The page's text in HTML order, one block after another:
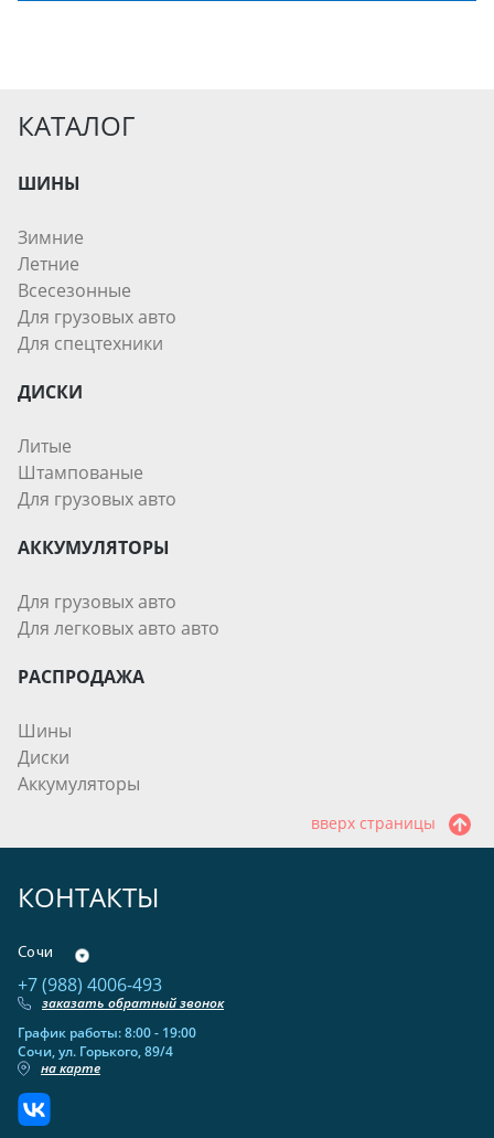
КАТАЛОГ
ШИНЫ
Зимние
Летние
Всесезонные
Для грузовых авто
Для спецтехники
ДИСКИ
Литые
Штампованые
Для грузовых авто
АККУМУЛЯТОРЫ
Для грузовых авто
Для легковых авто авто
РАСПРОДАЖА
Шины
Диски
Аккумуляторы
вверх страницы
КОНТАКТЫ
Сочи
+7 (988) 4006-493
заказать обратный звонок
График работы: 8:00 - 19:00
Сочи, ул. Горького, 89/4
на карте